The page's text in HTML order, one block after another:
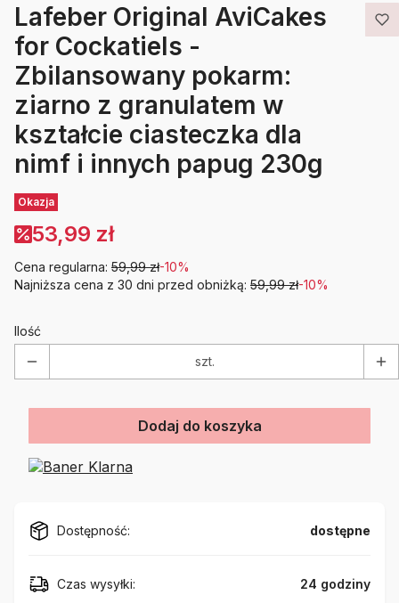
Lafeber Original AviCakes
for Cockatiels -
Zbilansowany pokarm:
ziarno z granulatem w
kształcie ciasteczka dla
nimf i innych papug 230g
Etykiety
Okazja
53,99 zł
Cena regularna: 59,99 zł-10%
Najniższa cena z 30 dni przed obniżką: 59,99 zł-10%
Ilość
szt.
Dodaj do koszyka
Dostępność: dostępne
Czas wysyłki: 24 godziny